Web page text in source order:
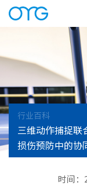
行业百科
三维动作捕捉
损伤预防中的协
时间：